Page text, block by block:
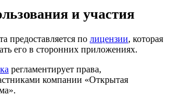
и участия
предоставляется по лицензии, которая
его в сторонних приложениях.
регламентирует права,
компании «Открытая